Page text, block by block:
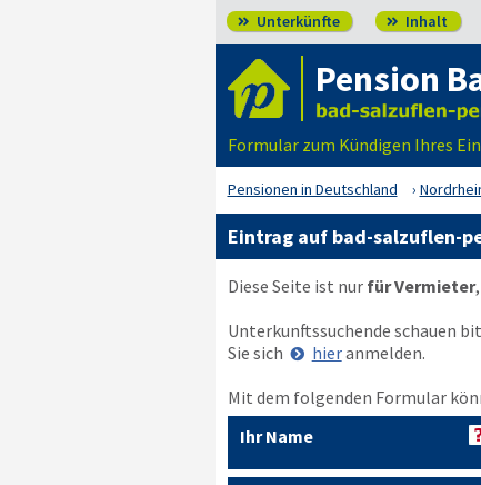
 Unterkünfte  Inhalt
Pension
Formular zum Kündigen Ihres
Pensionen in Deutschland
Eintrag auf bad-salzuflen-
Diese Seite ist nur für Vermieter
Unterkunftssuchende schauen
Sie sich
hieranmelden.
Mit dem folgenden Formular
Ihr Name